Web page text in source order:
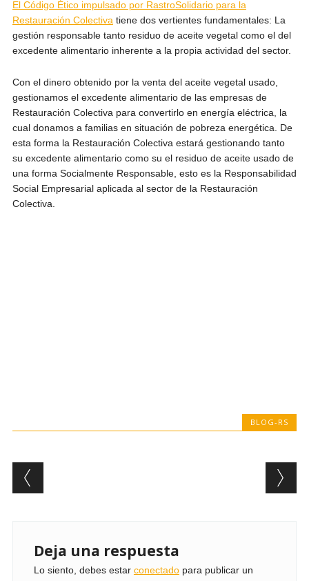
El Código Ético impulsado por RastroSolidario para la
Restauración Colectiva tiene dos vertientes fundamentales: La
gestión responsable tanto residuo de aceite vegetal como el del
excedente alimentario inherente a la propia actividad del sector.
Con el dinero obtenido por la venta del aceite vegetal usado,
gestionamos el excedente alimentario de las empresas de
Restauración Colectiva para convertirlo en energía eléctrica, la
cual donamos a familias en situación de pobreza energética. De
esta forma la Restauración Colectiva estará gestionando tanto
su excedente alimentario como su el residuo de aceite usado de
una forma Socialmente Responsable, esto es la Responsabilidad
Social Empresarial aplicada al sector de la Restauración
Colectiva.
BLOG-RS
Post navigation
Deja una respuesta
Lo siento, debes estar conectadopara publicar un